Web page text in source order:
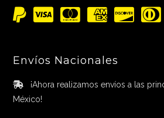
Envíos Nacionales
¡Ahora realizamos envíos a las
México!